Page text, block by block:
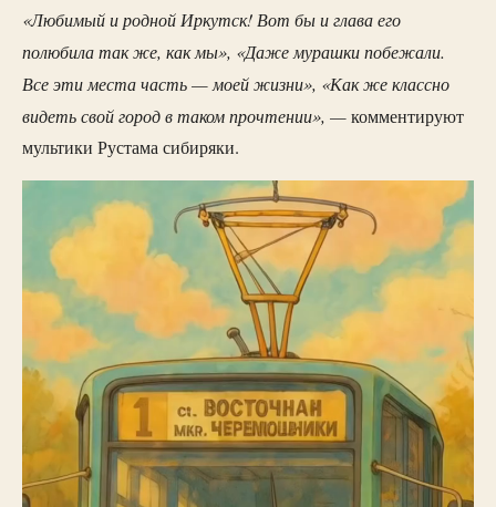
«Любимый и родной Иркутск! Вот бы и глава его
полюбила так же, как мы», «Даже мурашки побежали.
Все эти места часть — моей жизни», «Как же классно
видеть свой город в таком прочтении», —комментируют
мультики Рустама сибиряки.